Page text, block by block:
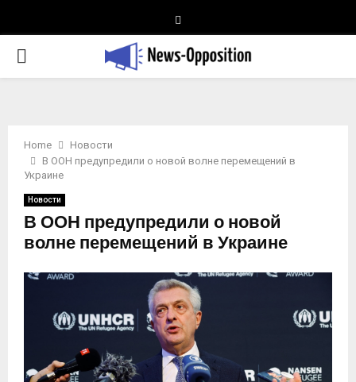
PRIMARY
Home
Новости
В ООН предупредили о новой волне перемещений в
Украине
Новости
В ООН предупредили о новой
волне перемещений в Украине